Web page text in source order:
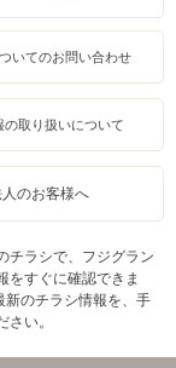
いてのお問い合わせ
の取り扱いについて
のお客様へ
チラシで、フジグラン
をすぐに確認できま
新のチラシ情報を、手
い。